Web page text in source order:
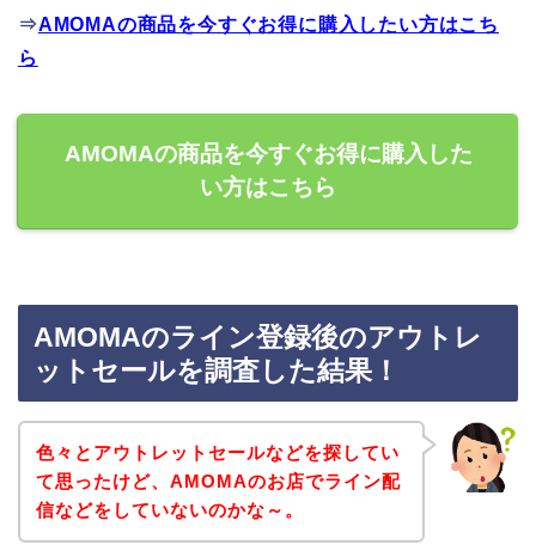
⇒AMOMAの商品を今すぐお得に購入したい方はこち
ら
AMOMAの商品を今すぐお得に購入した
い方はこちら
AMOMAのライン登録後のアウトレ
ットセールを調査した結果！
色々とアウトレットセールなどを探してい
て思ったけど、AMOMAのお店でライン配
信などをしていないのかな～。